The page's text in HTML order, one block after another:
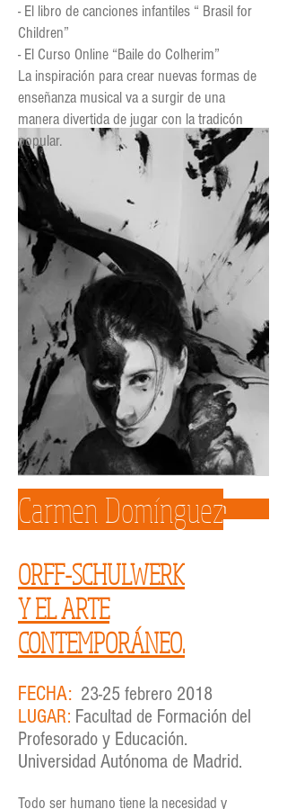
- El libro de canciones infantiles “ Brasil for
Children”
- El Curso Online “Baile do Colherim”
La inspiración para crear nuevas formas de
enseñanza musical va a surgir de una
manera divertida de jugar con la tradicón
popular.
Más información e inscripción
Carmen Domínguez
ORFF-SCHULWERK
Y EL ARTE
CONTEMPORÁNEO.
FECHA: 23-25 febrero 2018
LUGAR: Facultad de Formación del
Profesorado y Educación.
Universidad Autónoma de Madrid.
Todo ser humano tiene la necesidad y